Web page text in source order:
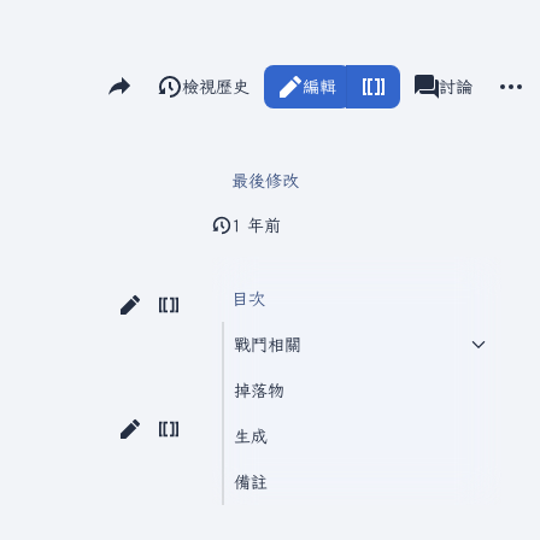
分享此頁面
視圖閱讀 編輯
檢視歷史 associated-
瓦爾海姆
討論
最後修改
1 年前
目次
戰鬥相關
掉落物
生成
備註